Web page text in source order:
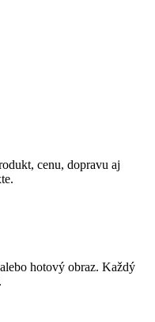
cenu, dopravu aj
hotový obraz. Každý